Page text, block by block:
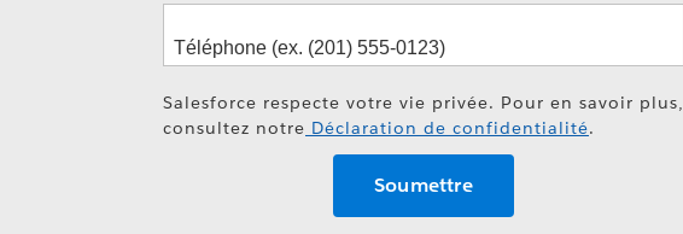
Salesforce respecte votre vie privée. Pour en savoir plus,
consultez notre Déclaration de confidentialité.